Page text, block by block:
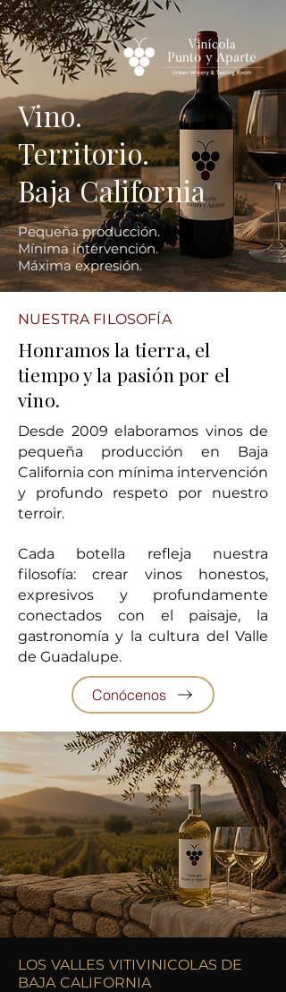
Vino.
Territorio.
Baja California
Pequeña producción.
Mínima intervención.
Máxima expresión.
NUESTRA FILOSOFÍA
Honramos la tierra, el
tiempo y la pasión por el
vino.
Desde 2009 elaboramos vinos de
pequeña producción en Baja
California con mínima intervención
y profundo respeto por nuestro
terroir.
Cada botella refleja nuestra
filosofía: crear vinos honestos,
expresivos y profundamente
conectados con el paisaje, la
gastronomía y la cultura del Valle
de Guadalupe.
Conócenos
LOS VALLES VITIVINICOLAS DE
BAJA CALIFORNIA